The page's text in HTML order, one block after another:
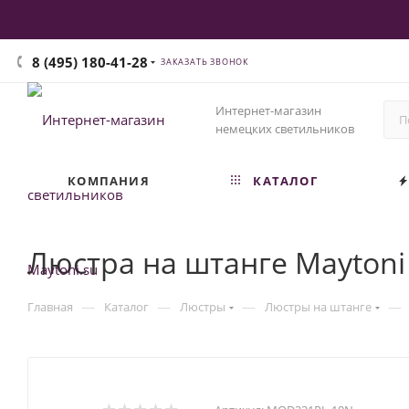
8 (495) 180-41-28 ЗАКАЗАТЬ ЗВОНОК
Интернет-магазин
немецких светильников
КОМПАНИЯ КАТАЛОГ
Люстра на штанге Maytoni
Главная — Каталог — Люстры — Люстры на штанге —